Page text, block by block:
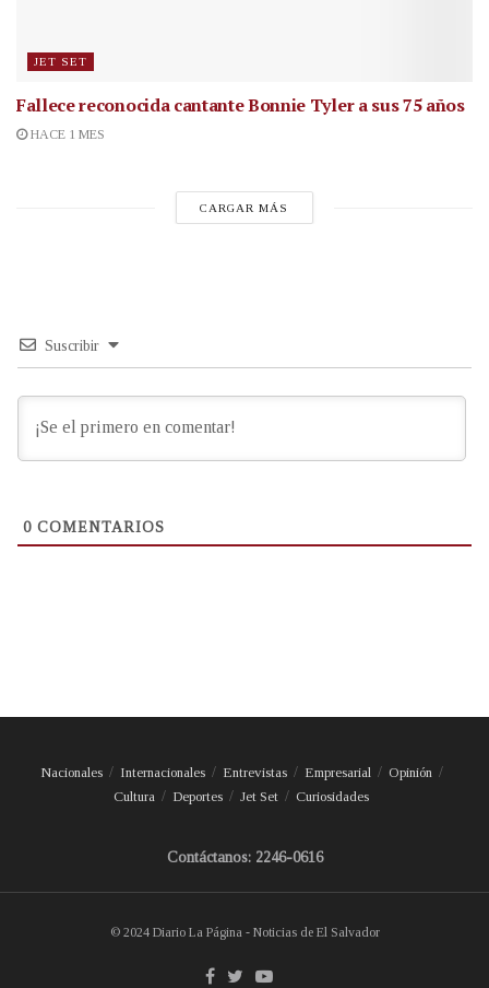
JET SET
Fallece reconocida cantanteBonnie Tyler a sus 75 años
HACE 1 MES
CARGAR MÁS
Suscribir
0 COMENTARIOS
Nacionales Internacionales Entrevistas Empresarial
Opinión
Cultura
Deportes Jet Set Curiosidades
Contáctanos: 2246-0616
© 2024 Diario La Página - Noticias de El Salvador